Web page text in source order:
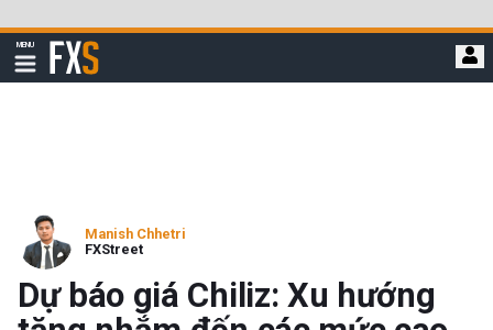
qua
đi
MENU
Hiển
thị
FXStreet
Manish Chhetri
FXStreet
Dự báo giá Chiliz: Xu hướng